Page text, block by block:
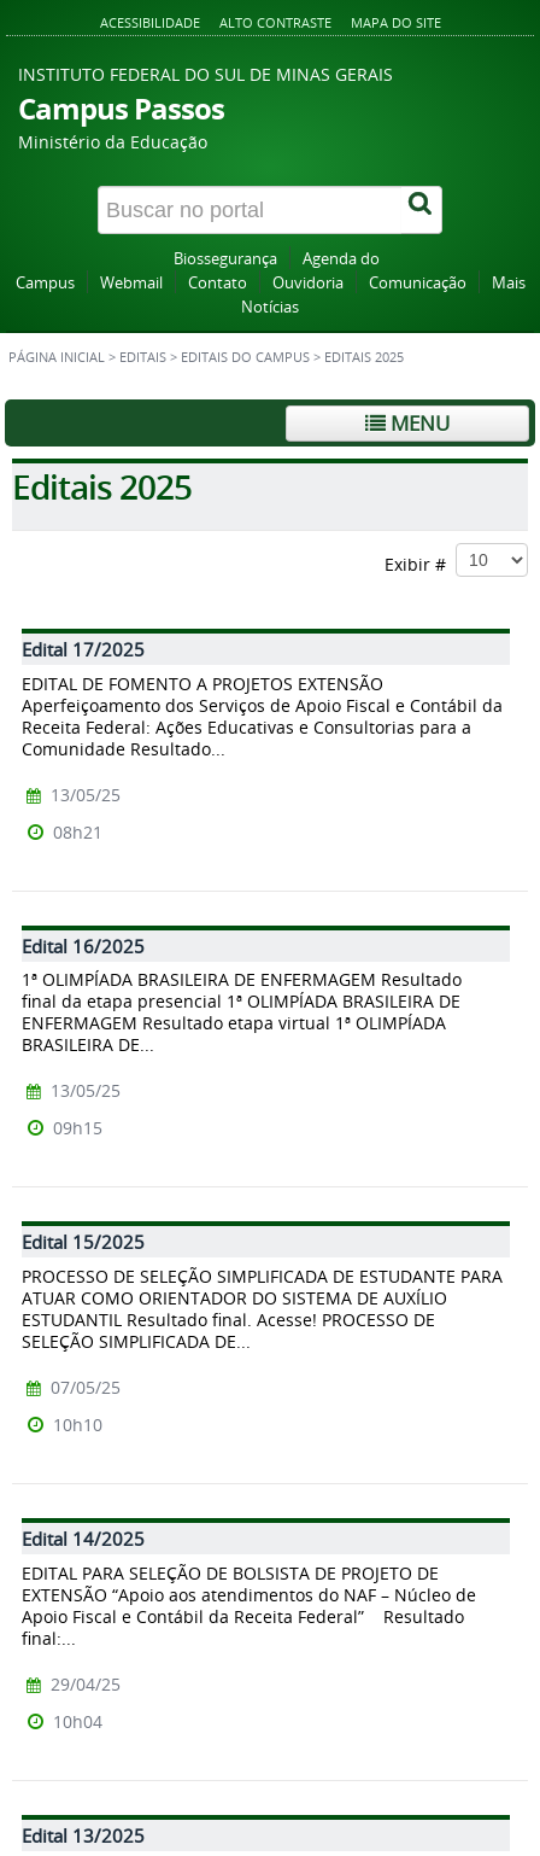
ACESSIBILIDADE ALTO CONTRASTE MAPA DO SITE
INSTITUTO FEDERAL DO SUL DE MINAS GERAIS
Campus Passos
Ministério da Educação
Biossegurança
Agenda do
Campus
Webmail Contato Ouvidoria Comunicação
Mais
Notícias
PÁGINA INICIAL > EDITAIS > EDITAIS DO CAMPUS > EDITAIS 2025
MENU
Editais 2025
Exibir #
Edital 17/2025
EDITAL DE FOMENTO A PROJETOS EXTENSÃO
Aperfeiçoamento dos Serviços de Apoio Fiscal e Contábil da
Receita Federal: Ações Educativas e Consultorias para a
Comunidade Resultado...
13/05/25
08h21
Edital 16/2025
1ª OLIMPÍADA BRASILEIRA DE ENFERMAGEM Resultado
final da etapa presencial 1ª OLIMPÍADA BRASILEIRA DE
ENFERMAGEM Resultado etapa virtual 1ª OLIMPÍADA
BRASILEIRA DE...
13/05/25
09h15
Edital 15/2025
PROCESSO DE SELEÇÃO SIMPLIFICADA DE ESTUDANTE PARA
ATUAR COMO ORIENTADOR DO SISTEMA DE AUXÍLIO
ESTUDANTIL Resultado final. Acesse! PROCESSO DE
SELEÇÃO SIMPLIFICADA DE...
07/05/25
10h10
Edital 14/2025
EDITAL PARA SELEÇÃO DE BOLSISTA DE PROJETO DE
EXTENSÃO “Apoio aos atendimentos do NAF – Núcleo de
Apoio Fiscal e Contábil da Receita Federal” Resultado
final:...
29/04/25
10h04
Edital 13/2025